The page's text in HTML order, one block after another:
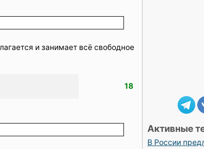
и занимает всё свободное
18
Активные
В России